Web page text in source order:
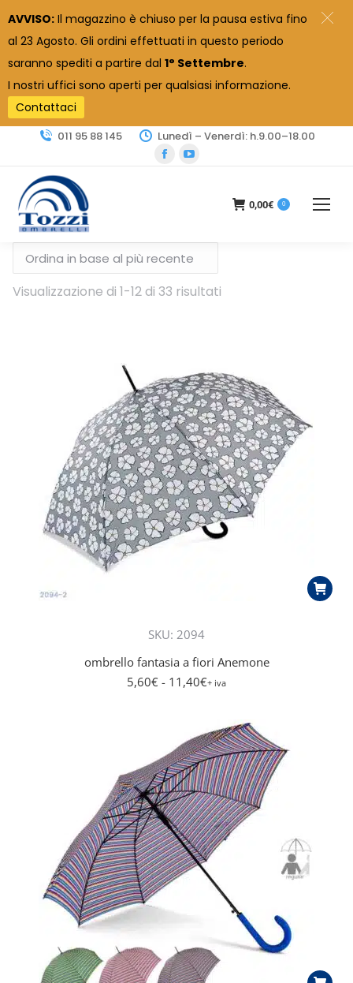
AVVISO: Il magazzino è chiuso per la pausa estiva fino
al 23 Agosto. Gli ordini effettuati in questo periodo
saranno spediti a partire dal 1° Settembre.
I nostri uffici sono aperti per qualsiasi informazione.
Contattaci
011 95 88 145 Lunedì – Venerdì: h.9.00–18.00
Facebook
window
YouTube
opens
0,00€ 0
Visualizzazione di 1-12 di 33 risultati
più
recente
SKU: 2094
ombrello fantasia a fiori Anemone
5,60€ - 11,40€+ iva